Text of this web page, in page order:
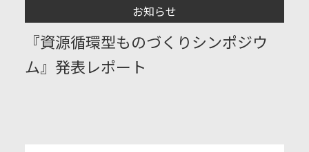
お知らせ
『資源循環型ものづくりシンポジウ
ム』発表レポート